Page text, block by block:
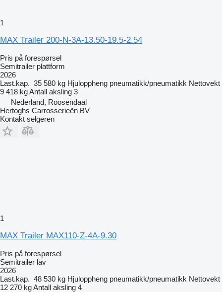
1
MAX Trailer 200-N-3A-13.50-19.5-2.54
Pris på forespørsel
Semitrailer plattform
2026
Last.kap. 35 580 kg Hjuloppheng pneumatikk/pneumatikk Nettovekt
9 418 kgAntall aksling 3
Nederland, Roosendaal
Hertoghs Carrosserieën BV
Kontakt selgeren
1
MAX Trailer MAX110-Z-4A-9.30
Pris på forespørsel
Semitrailer lav
2026
Last.kap. 48 530 kg Hjuloppheng pneumatikk/pneumatikk Nettovekt
12 270 kgAntall aksling 4